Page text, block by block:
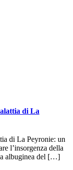
di La
di La Peyronie: un
l’insorgenza della
albuginea del […]